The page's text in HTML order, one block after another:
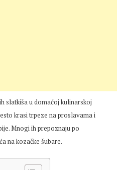
slatkiša u domaćoj kulinarskoj
krasi trpeze na proslavama i
Mnogi ih prepoznaju po
na kozačke šubare.